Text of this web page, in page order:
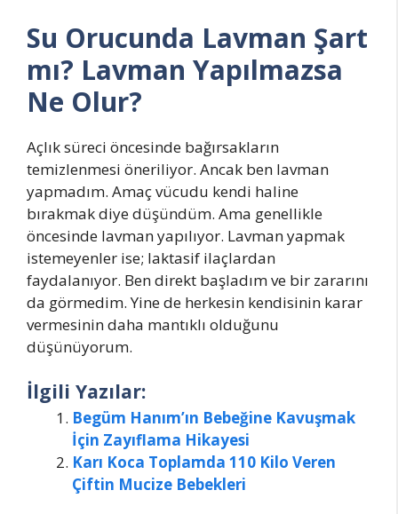
Su Orucunda Lavman Şart
mı? Lavman Yapılmazsa
Ne Olur?
Açlık süreci öncesinde bağırsakların
temizlenmesi öneriliyor. Ancak ben lavman
yapmadım. Amaç vücudu kendi haline
bırakmak diye düşündüm. Ama genellikle
öncesinde lavman yapılıyor. Lavman yapmak
istemeyenler ise; laktasif ilaçlardan
faydalanıyor. Ben direkt başladım ve bir zararını
da görmedim. Yine de herkesin kendisinin karar
vermesinin daha mantıklı olduğunu
düşünüyorum.
İlgili Yazılar:
Begüm Hanım’ın Bebeğine Kavuşmak
İçin Zayıflama Hikayesi
Karı Koca Toplamda 110 Kilo Veren
Çiftin Mucize Bebekleri